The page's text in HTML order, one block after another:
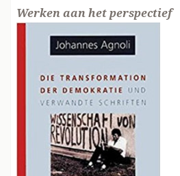
Werken aan het perspectief